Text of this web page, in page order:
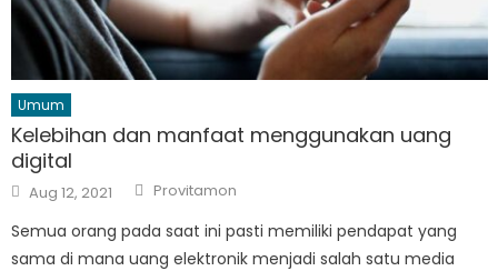
Umum
Kelebihan dan manfaat menggunakan uang
digital
Posted
on
Aug 12, 2021 Author
Provitamon
Semua orang pada saat ini pasti memiliki pendapat yang
sama di mana uang elektronik menjadi salah satu media